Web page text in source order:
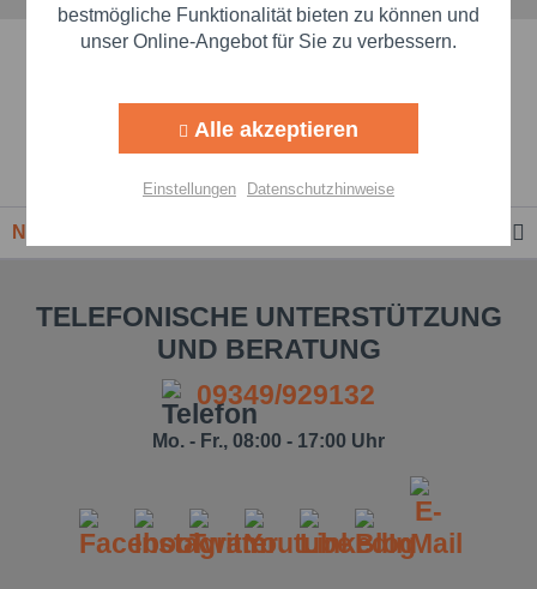
Schnelle Lieferzeiten
Beste Markenqualität
Premium-Händler
Newsletter
TELEFONISCHE UNTERSTÜTZUNG
UND BERATUNG
09349/929132
Mo. - Fr., 08:00 - 17:00 Uhr
Marketing Aktiv
Personalisierung Aktiv
Einstellungen speichern
bestmögliche Funktionalität bieten zu können und
unser Online-Angebot für Sie zu verbessern.
Alle akzeptieren
Einstellungen Datenschutzhinweise